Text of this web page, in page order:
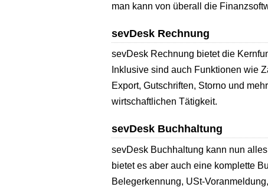
man kann von überall die
sevDesk Rechnung
sevDesk Rechnung bietet die
Inklusive sind auch Funktionen wie
Export, Gutschriften, Storno und
wirtschaftlichen Tätigkeit.
sevDesk Buchhaltung
sevDesk Buchhaltung kann nun
bietet es aber auch eine komplette
Belegerkennung, USt-